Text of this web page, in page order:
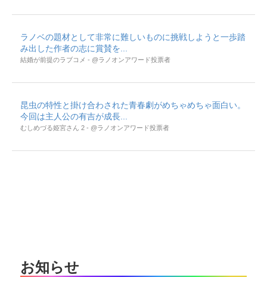
ラノベの題材として非常に難しいものに挑戦しようと一歩踏
み出した作者の志に賞賛を...
結婚が前提のラブコメ - @ラノオンアワード投票者
昆虫の特性と掛け合わされた青春劇がめちゃめちゃ面白い。
今回は主人公の有吉が成長...
むしめづる姫宮さん 2 - @ラノオンアワード投票者
お知らせ